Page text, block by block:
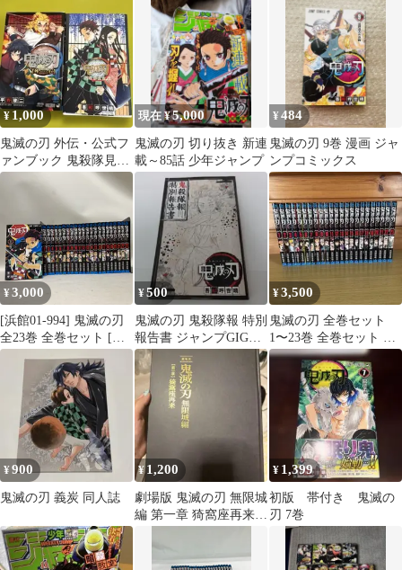
¥1,000
鬼滅の刃 外伝・公式フ
ァンブック 鬼殺隊見聞
録 2冊セット
現在 ¥5,000
鬼滅の刃 切り抜き 新連
載～85話 少年ジャンプ
¥484
鬼滅の刃 9巻 漫画 ジャ
ンプコミックス
¥3,000
[浜館01-994] 鬼滅の刃
全23巻 全巻セット [中
古品]
¥500
鬼滅の刃 鬼殺隊報 特別
報告書 ジャンプGIGA
付録
¥3,500
鬼滅の刃 全巻セット
1〜23巻 全巻セット 吾
峠呼世晴 美品
¥900
鬼滅の刃 義炭 同人誌
¥ 1,200
劇場版 鬼滅の刃 無限城
編 第一章 猗窩座再来
¥ 1,399
初版 帯付き 鬼滅の
刃 7巻